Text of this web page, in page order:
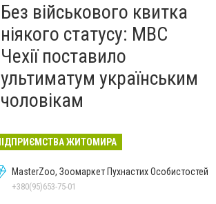
Без військового квитка
ніякого статусу: МВС
Чехії поставило
ультиматум українським
чоловікам
ЖИТОМИРА
MasterZoo, Зоомаркет Пухнастих Особистостей
+380(95)653-75-01